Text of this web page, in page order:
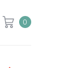
0